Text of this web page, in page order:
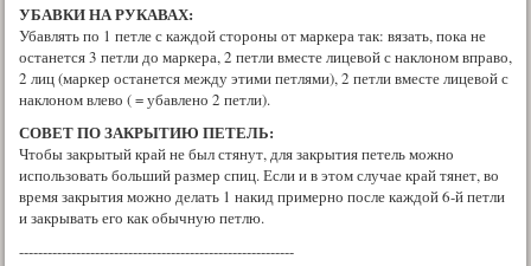
УБАВКИ НА РУКАВАХ:
Убавлять по 1 петле с каждой стороны от маркера так: вязать, пока не
останется 3 петли до маркера, 2 петли вместе лицевой с наклоном вправо,
2 лиц (маркер останется между этими петлями), 2 петли вместе лицевой с
наклоном влево ( = убавлено 2 петли).
СОВЕТ ПО ЗАКРЫТИЮ ПЕТЕЛЬ:
Чтобы закрытый край не был стянут, для закрытия петель можно
использовать больший размер спиц. Если и в этом случае край тянет, во
время закрытия можно делать 1 накид примерно после каждой 6-й петли
и закрывать его как обычную петлю.
----------------------------------------------------------